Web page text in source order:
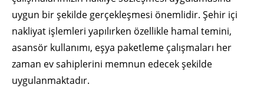
uygun bir şekilde gerçekleşmesi önemlidir. Şehir içi
nakliyat işlemleri yapılırken özellikle hamal temini,
asansör kullanımı, eşya paketleme çalışmaları her
zaman ev sahiplerini memnun edecek şekilde
uygulanmaktadır.